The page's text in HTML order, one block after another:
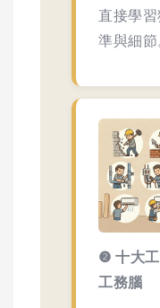
直接學
準與細節
❷ 十大
工務腦